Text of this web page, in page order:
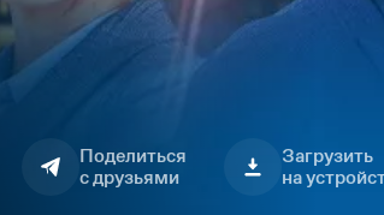
Поделиться
с друзьями
Загрузить
на